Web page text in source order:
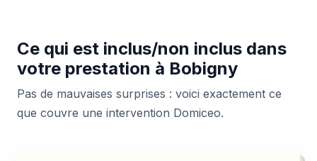
Ce qui est inclus/non inclus dans
votre prestation à Bobigny
Pas de mauvaises surprises : voici exactement ce
que couvre une intervention Domiceo.